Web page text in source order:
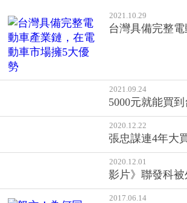
2021.09.24
5000元就能買
2020.12.01
影片》聯發科
2017.06.14
怒文！為何同